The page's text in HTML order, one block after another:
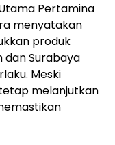
Pertamina
menyatakan
produk
dan Surabaya
Meski
melanjutkan